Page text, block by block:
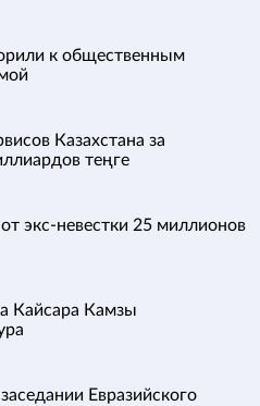
к общественным
Казахстана за
теңге
экс-невестки 25 миллионов
Кайсара Камзы
Евразийского